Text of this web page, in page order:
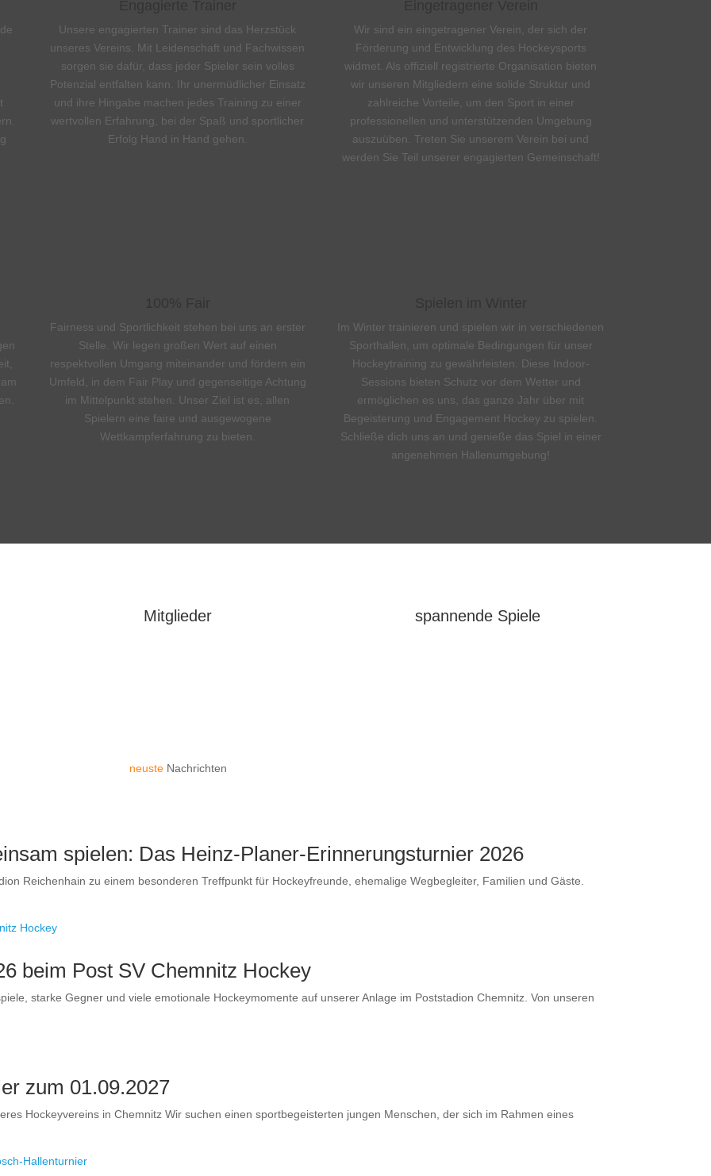
Unsere engagierten Trainer sind das Herzstück
unseres Vereins. Mit Leidenschaft und Fachwissen
sorgen sie dafür, dass jeder Spieler sein volles
Potenzial entfalten kann. Ihr unermüdlicher Einsatz
und ihre Hingabe machen jedes Training zu einer
wertvollen Erfahrung, bei der Spaß und sportlicher
Erfolg Hand in Hand gehen.
Wir sind ein eingetragener Verein, der sich der
Förderung und Entwicklung des Hockeysports
widmet. Als offiziell registrierte Organisation bieten
wir unseren Mitgliedern eine solide Struktur und
zahlreiche Vorteile, um den Sport in einer
professionellen und unterstützenden Umgebung
auszuüben. Treten Sie unserem Verein bei und
werden Sie Teil unserer engagierten Gemeinschaft!
Fairness und Sportlichkeit stehen bei uns an erster
Stelle. Wir legen großen Wert auf einen
respektvollen Umgang miteinander und fördern ein
Umfeld, in dem Fair Play und gegenseitige Achtung
im Mittelpunkt stehen. Unser Ziel ist es, allen
Spielern eine faire und ausgewogene
Wettkampferfahrung zu bieten.
Im Winter trainieren und spielen wir in verschiedenen
Sporthallen, um optimale Bedingungen für unser
Hockeytraining zu gewährleisten. Diese Indoor-
Sessions bieten Schutz vor dem Wetter und
ermöglichen es uns, das ganze Jahr über mit
Begeisterung und Engagement Hockey zu spielen.
Schließe dich uns an und genieße das Spiel in einer
angenehmen Hallenumgebung!
Mitglieder spannende Spiele
neusteNachrichten
spielen: Das Heinz-Planer-Erinnerungsturnier 2026
Reichenhain zu einem besonderen Treffpunkt für Hockeyfreunde, ehemalige Wegbegleiter, Familien und Gäste.
beim Post SV Chemnitz Hockey
starke Gegner und viele emotionale Hockeymomente auf unserer Anlage im Poststadion Chemnitz. Von unseren
zum 01.09.2027
Hockeyvereins in Chemnitz Wir suchen einen sportbegeisterten jungen Menschen, der sich im Rahmen eines